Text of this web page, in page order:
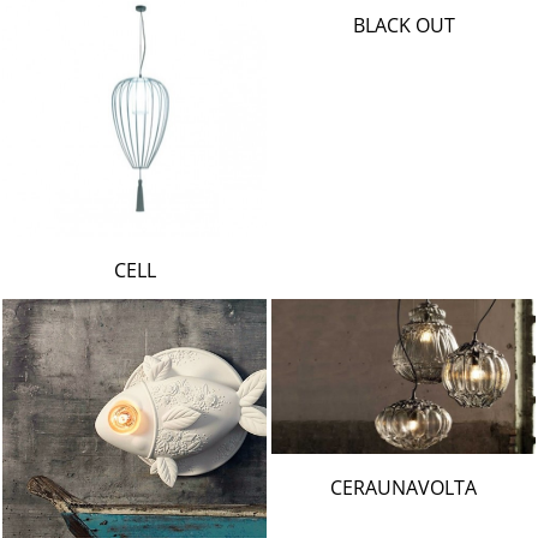
BLACK OUT
CELL
CERAUNAVOLTA